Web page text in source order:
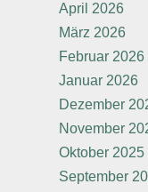
April 2026
März 2026
Februar 2026
Januar 2026
Dezember
November
Oktober 2025
September